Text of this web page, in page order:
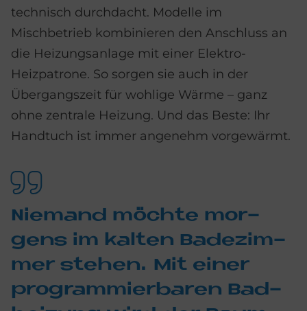
technisch durchdacht. Modelle im
Mischbetrieb kombinieren den Anschluss an
die Heizungsanlage mit einer Elektro-
Heizpatrone. So sorgen sie auch in der
Übergangszeit für wohlige Wärme – ganz
ohne zentrale Heizung. Und das Beste: Ihr
Handtuch ist immer angenehm vorgewärmt.
Nie­mand möch­te mor­
gens im kal­ten Ba­de­zim­
mer ste­hen. Mit ei­ner
pro­gram­mier­ba­ren Bad­